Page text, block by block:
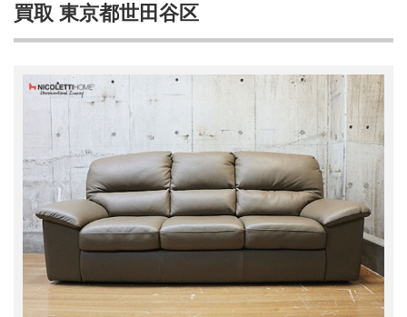
買取 東京都世田谷区